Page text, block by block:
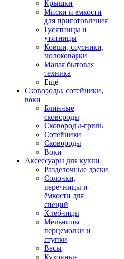
Крышки
Миски и емкости
для приготовления
Гусятницы и
утятницы
Ковши, соусники,
молоковарки
Малая бытовая
техника
Ещё
Сковороды, сотейники,
воки
Блинные
сковороды
Сковороды-гриль
Сотейники
Сковороды
Воки
Аксессуары для кухни
Разделочные доски
Солонки,
перечницы и
ёмкости для
специй
Хлебницы
Мельницы.
перцемолки и
ступки
Весы
Кухонные